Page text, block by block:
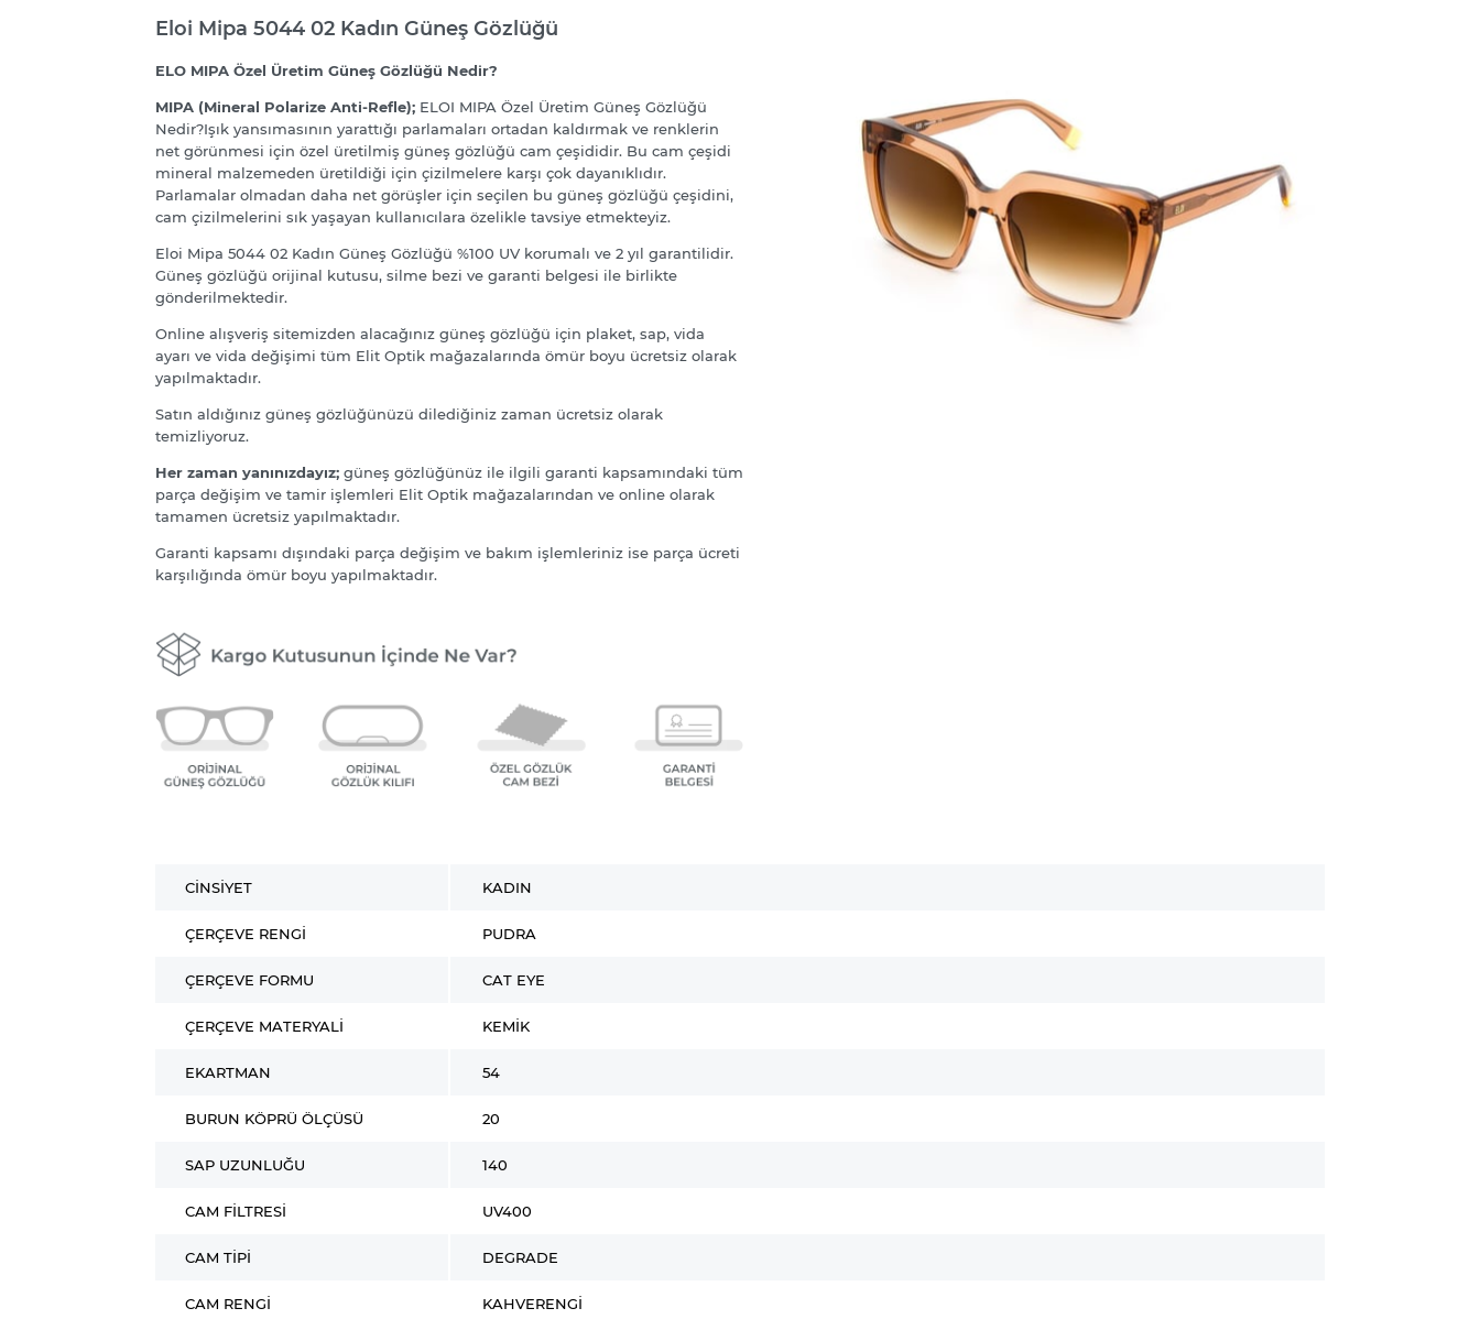
Eloi Mipa 5044 02 Kadın Güneş Gözlüğü
ELO MIPA Özel Üretim Güneş Gözlüğü Nedir?
MIPA (Mineral Polarize Anti-Refle); ELOI MIPA Özel Üretim Güneş Gözlüğü
Nedir?Işık yansımasının yarattığı parlamaları ortadan kaldırmak ve renklerin
net görünmesi için özel üretilmiş güneş gözlüğü cam çeşididir. Bu cam çeşidi
mineral malzemeden üretildiği için çizilmelere karşı çok dayanıklıdır.
Parlamalar olmadan daha net görüşler için seçilen bu güneş gözlüğü çeşidini,
cam çizilmelerini sık yaşayan kullanıcılara özelikle tavsiye etmekteyiz.
Eloi Mipa 5044 02 Kadın Güneş Gözlüğü %100 UV korumalı ve 2 yıl garantilidir.
Güneş gözlüğü orijinal kutusu, silme bezi ve garanti belgesi ile birlikte
gönderilmektedir.
Online alışveriş sitemizden alacağınız güneş gözlüğü için plaket, sap, vida
ayarı ve vida değişimi tüm Elit Optik mağazalarında ömür boyu ücretsiz olarak
yapılmaktadır.
Satın aldığınız güneş gözlüğünüzü dilediğiniz zaman ücretsiz olarak
temizliyoruz.
Her zaman yanınızdayız; güneş gözlüğünüz ile ilgili garanti kapsamındaki tüm
parça değişim ve tamir işlemleri Elit Optik mağazalarından ve online olarak
tamamen ücretsiz yapılmaktadır.
Garanti kapsamı dışındaki parça değişim ve bakım işlemleriniz ise parça ücreti
karşılığında ömür boyu yapılmaktadır.
CINSIYET KADIN
ÇERÇEVE RENGI PUDRA
ÇERÇEVE FORMU CAT EYE
ÇERÇEVE MATERYALI KEMIK
EKARTMAN 54
BURUN KÖPRÜ ÖLÇÜSÜ 20
SAP UZUNLUĞU 140
CAM FILTRESI UV400
CAM TIPI DEGRADE
CAM RENGI KAHVERENGI